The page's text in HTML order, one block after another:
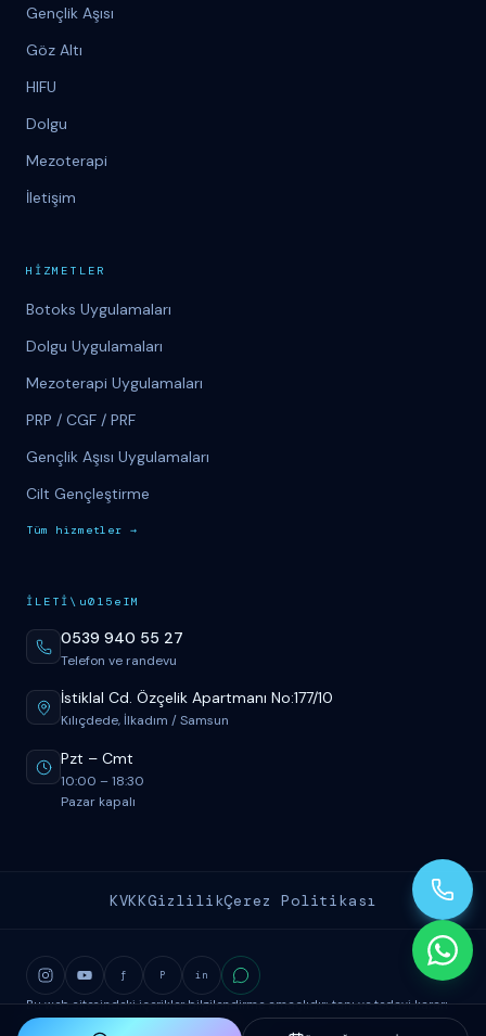
Gençlik Aşısı
Göz Altı
HIFU
Dolgu
Mezoterapi
İletişim
H İ ZMETLER
Botoks Uygulamaları
Dolgu Uygulamaları
Mezoterapi Uygulamaları
PRP / CGF / PRF
Gençlik Aşısı Uygulamaları
Cilt Gençleştirme
Tüm hizmetler →
İ LET İ \u015eIM
0539 940 55 27
Telefon ve randevu
İstiklal Cd. Özçelik Apartmanı No:177/10
Kılıçdede, İlkadım / Samsun
Pzt – Cmt
10:00 – 18:30
Pazar kapalı
KVKKGizlilikÇerez Politikası
f P in
Bu web sitesindeki içerikler bilgilendirme amaçlıdır; tanı ve tedavi kararı
için mutlaka hekim muayenesi gereklidir.